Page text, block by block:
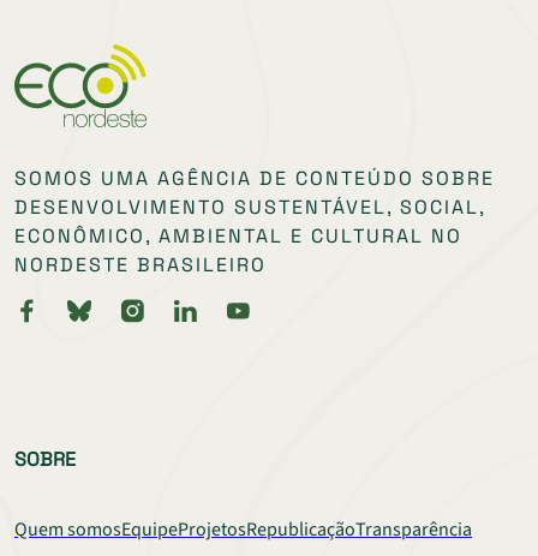
SOMOS UMA AGÊNCIA DE CONTEÚDO SOBRE
DESENVOLVIMENTO SUSTENTÁVEL, SOCIAL,
ECONÔMICO, AMBIENTAL E CULTURAL NO
NORDESTE BRASILEIRO
SOBRE
Quem somosEquipeProjetosRepublicaçãoTransparência